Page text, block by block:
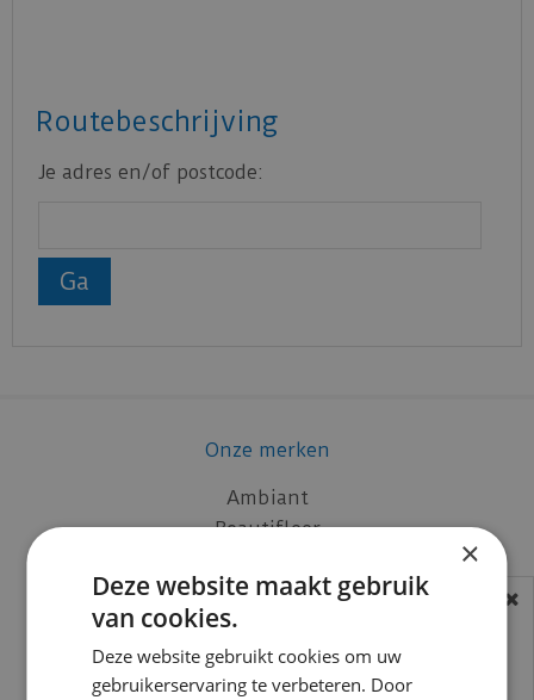
Routebeschrijving
Je adres en/of postcode:
Onze merken
Ambiant
Beautifloor
Coral
Co-Pro
Douwes Dekker
Küberit
BEREIKBAARHEID
In verband met de vakantie periode zijn wij
t/m 14 augustus telefonisch helaas niet
×
Deze website maakt gebruik
van cookies.
Deze website gebruikt cookies om uw
gebruikerservaring te verbeteren. Door